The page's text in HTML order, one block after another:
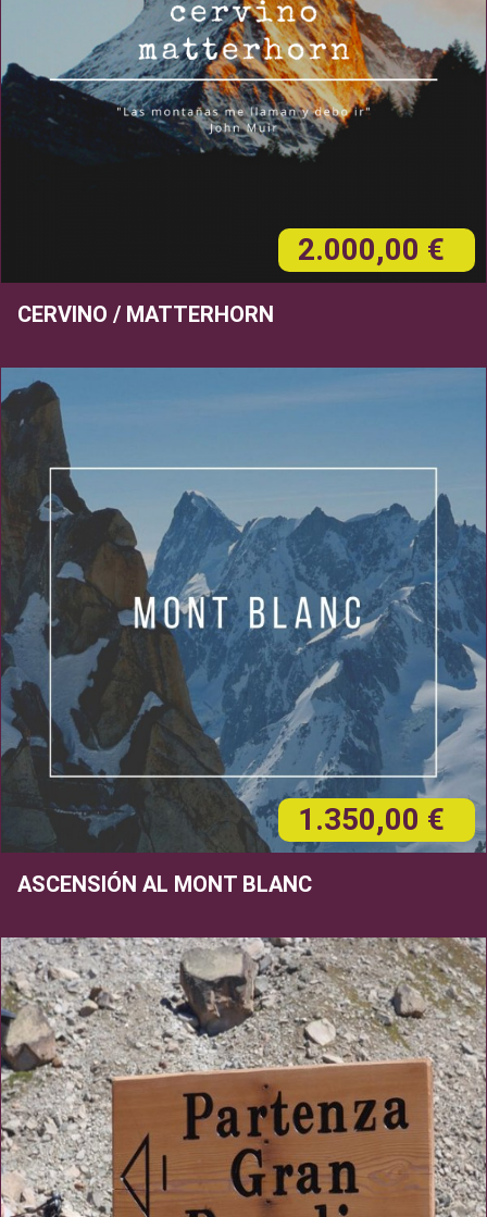
2.000,00 €
CERVINO / MATTERHORN
1.350,00 €
ASCENSIÓN AL MONT BLANC